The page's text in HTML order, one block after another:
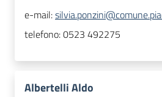
e-mail:
telefono:0523 492275
Albertelli Aldo